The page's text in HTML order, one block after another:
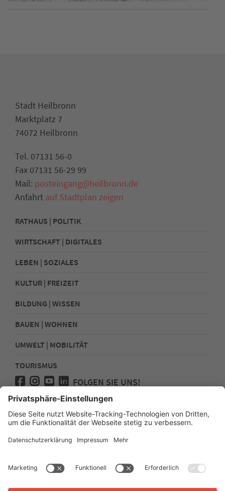
Stadt Heilbronn
Marktplatz 7
74072 Heilbronn
Tel. 07131 56-0
Fax 07131 56-29 99
Mail: posteingang@heilbronn.de
Anfahrt auf Stadtplan zeigen
RATHAUS | POLITIK
WIRTSCHAFT | DIGITALES
LEBEN | SOZIALES
KULTUR | FREIZEIT
BILDUNG | WISSEN
BAUEN | WOHNEN
UMWELT | MOBILITÄT
TOURISMUS
FOLGEN SIE UNS!
Presse
Kontakt
Impressum
Sitemap